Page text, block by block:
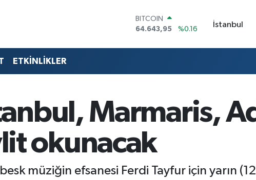
DOLAR
47,6704
%0
55,0406
%-0.08
13.799
%70
BITCOIN
64.643,95
İstanbul
ETKİNLİKLER
Marmaris,
okunacak
müziğin efsanesi Ferdi Tayfur için yarın